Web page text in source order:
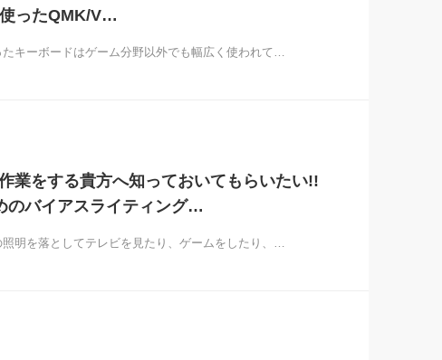
ったQMK/V…
キーボードはゲーム分野以外でも幅広く使われて…
業をする貴方へ知っておいてもらいたい!!
のバイアスライティング…
明を落としてテレビを見たり、ゲームをしたり、…